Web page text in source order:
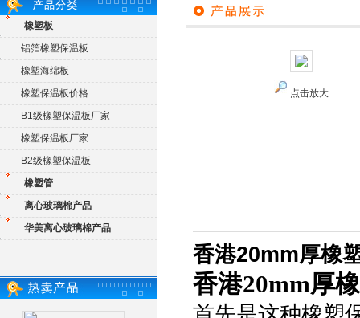
橡塑板
铝箔橡塑保温板
橡塑海绵板
橡塑保温板价格
B1级橡塑保温板厂家
橡塑保温板厂家
B2级橡塑保温板
橡塑管
离心玻璃棉产品
华美离心玻璃棉产品
点击放大
香港20mm厚橡
香港20mm厚